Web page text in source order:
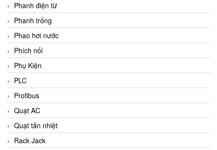
Phanh điện từ
Phanh trống
Phao hơi nước
Phích nối
Phụ Kiện
PLC
Profibus
Quạt AC
Quạt tản nhiệt
Rack Jack